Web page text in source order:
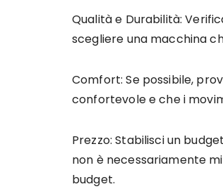
Qualità e Durabilità:
scegliere una macchina
Comfort: Se possibile,
confortevole e che i
Prezzo: Stabilisci un
non è necessariamente
budget.